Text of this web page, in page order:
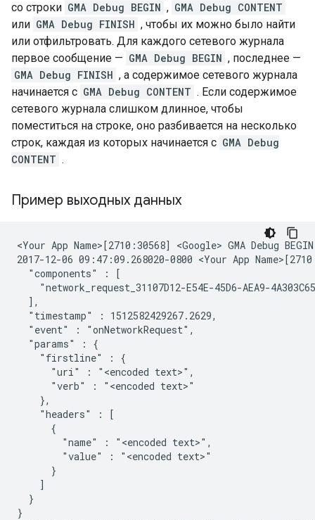
со строки GMA Debug BEGIN , GMA Debug CONTENT
или GMA Debug FINISH , чтобы их можно было найти
или отфильтровать. Для каждого сетевого журнала
первое сообщение — GMA Debug BEGIN , последнее —
GMA Debug FINISH , а содержимое сетевого журнала
начинается с GMA Debug CONTENT . Если содержимое
сетевого журнала слишком длинное, чтобы
поместиться на строке, оно разбивается на несколько
строк, каждая из которых начинается с GMA Debug
CONTENT .
Пример выходных данных
<Your App Name>[2710:30568] <Google> GMA Debug BEGIN
2017-12-06 09:47:09.268020-0800 <Your App
  "components" : [
"network_request_31107D12-E54E-45D6-AEA9-
  ],
  "timestamp" : 1512582429267.2629,
  "event" : "onNetworkRequest",
  "params" : {
    "firstline" : {
      "uri" : "<encoded text>",
      "verb" : "<encoded text>"
    },
    "headers" : [
      {
        "name" : "<encoded text>",
        "value" : "<encoded text>"
      }
    ]
  }
}